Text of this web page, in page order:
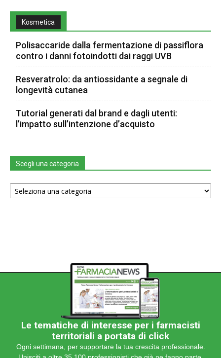
Kosmetica
Polisaccaride dalla fermentazione di passiflora
contro i danni fotoindotti dai raggi UVB
Resveratrolo: da antiossidante a segnale di
longevità cutanea
Tutorial generati dal brand e dagli utenti:
l’impatto sull’intenzione d’acquisto
Scegli una categoria
Scegli
una
Le tematiche di interesse per i farmacisti
territoriali a portata di click
Ogni settimana, per supportare la tua crescita professionale.